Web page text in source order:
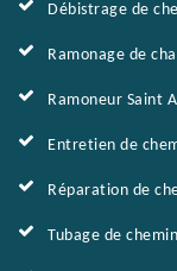
Débistrage de
Ramonage de
Ramoneur Saint
Entretien de
Réparation de
Tubage de